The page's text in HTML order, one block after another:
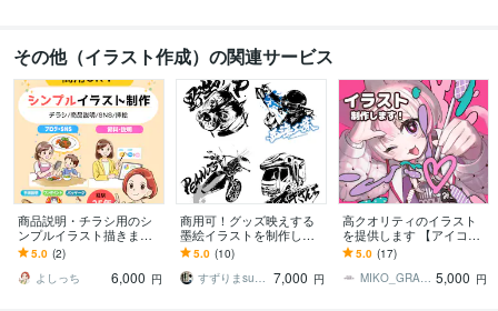
その他（イラスト作成）の関連サービス
商品説明・チラシ用のシ
ンプルイラスト描きます
商品の魅力が伝わる人物
イラスト制作
5.0 (2)
よしっち
6,000 円
商用可！グッズ映えする
墨絵イラストを制作しま
す VTuberグッズ・Tシャ
ツ・ステッカー制作にも
実績多数
5.0 (10)
すずりまsuzurima 7,000 円
高クオリティのイラスト
を提供します 【アイコン/
立ち絵/一枚絵etc.】最短
即日！
5.0 (17)
MIKO_GRAPHICS 5,000 円